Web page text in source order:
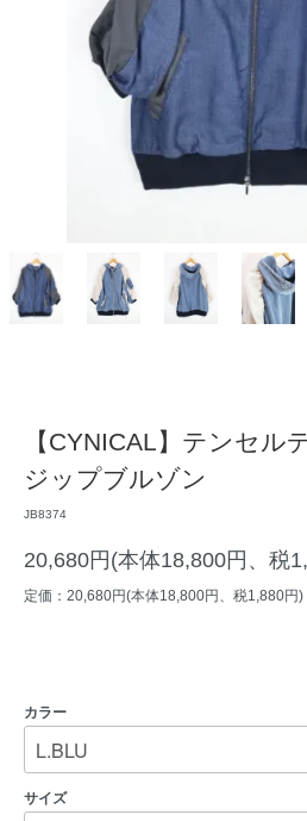
【CYNICAL】テンセル
ジップブルゾン
JB8374
20,680円(本体18,800円、税
定価：20,680円(本体18,800円、税1,880円)
カラー
サイズ